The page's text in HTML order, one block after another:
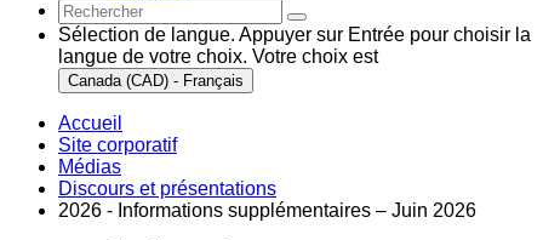
Sélection de langue. Appuyer sur Entrée pour choisir la
langue de votre choix. Votre choix est
Canada (CAD) - Français
Accueil
Site corporatif
Médias
Discours et présentations
2026 - Informations supplémentaires – Juin 2026